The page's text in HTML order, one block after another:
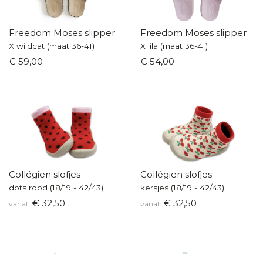
Freedom Moses slipper
X wildcat (maat 36-41)
€ 59,00
Freedom Moses slipper
X lila (maat 36-41)
€ 54,00
Collégien slofjes
dots rood (18/19 - 42/43)
vanaf € 32,50
Collégien slofjes
kersjes (18/19 - 42/43)
vanaf € 32,50